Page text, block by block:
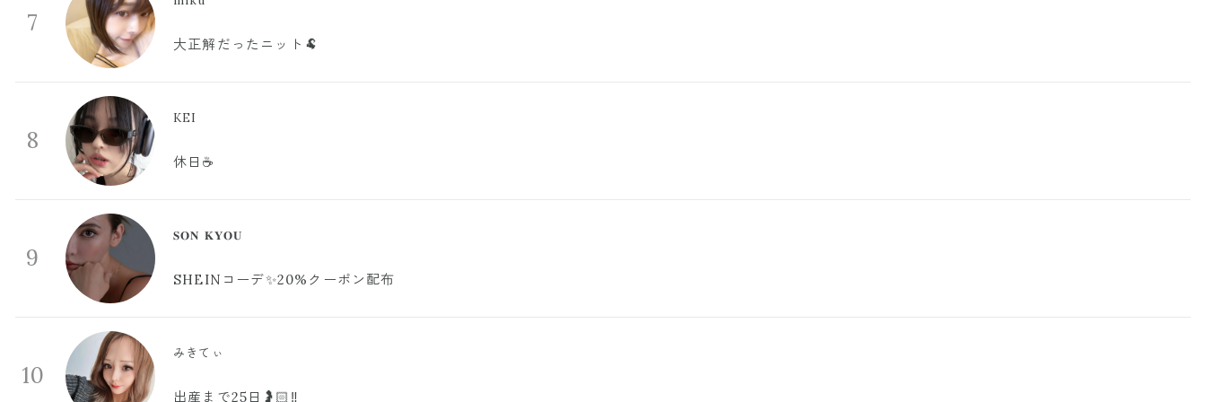
7
大正解だったニット🐏
8
KEI
休日☕️
9
𝐒𝐎𝐍 𝐊𝐘𝐎𝐔
SHEINコーデ✨20%クーポン配布
10
みきてぃ
出産まで25日🤰🏻‼️